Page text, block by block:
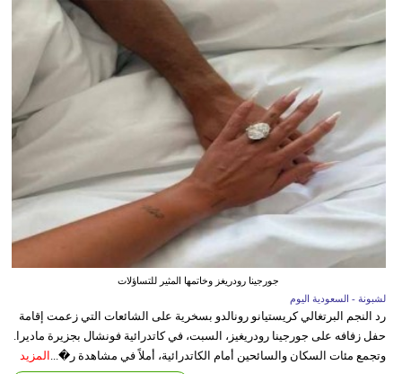
جورجينا رودريغز وخاتمها المثير للتساؤلات
لشبونة - السعودية اليوم
رد النجم البرتغالي كريستيانو رونالدو بسخرية على الشائعات التي زعمت إقامة
حفل زفافه على جورجينا رودريغيز، السبت، في كاتدرائية فونشال بجزيرة ماديرا.
وتجمع مئات السكان والسائحين أمام الكاتدرائية، أملاً في مشاهدة ر�...
المزيد